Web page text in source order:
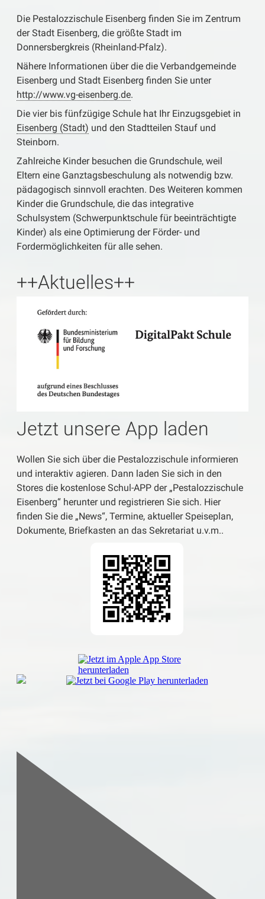
Die Pestalozzischule Eisenberg finden Sie im Zentrum
der Stadt Eisenberg, die größte Stadt im
Donnersbergkreis (Rheinland-Pfalz).
Nähere Informationen über die die Verbandgemeinde
Eisenberg und Stadt Eisenberg finden Sie unter
http://www.vg-eisenberg.de.
Die vier bis fünfzügige Schule hat Ihr Einzugsgebiet in
Eisenberg (Stadt) und den Stadtteilen Stauf und
Steinborn.
Zahlreiche Kinder besuchen die Grundschule, weil
Eltern eine Ganztagsbeschulung als notwendig bzw.
pädagogisch sinnvoll erachten. Des Weiteren kommen
Kinder die Grundschule, die das integrative
Schulsystem (Schwerpunktschule für beeinträchtigte
Kinder) als eine Optimierung der Förder- und
Fordermöglichkeiten für alle sehen.
++Aktuelles++
Jetzt unsere App laden
Wollen Sie sich über die Pestalozzischule informieren
und interaktiv agieren. Dann laden Sie sich in den
Stores die kostenlose Schul-APP der „Pestalozzischule
Eisenberg“ herunter und registrieren Sie sich. Hier
finden Sie die „News“, Termine, aktueller Speiseplan,
Dokumente, Briefkasten an das Sekretariat u.v.m..